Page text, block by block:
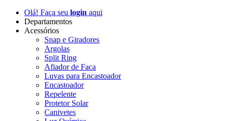
Olá! Faça seu login aqui
Departamentos
Acessórios
Snap e Giradores
Argolas
Split Ring
Afiador de Faca
Luvas para Encastoador
Encastoador
Repelente
Protetor Solar
Canivetes